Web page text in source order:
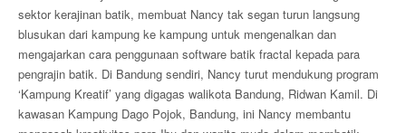
sektor kerajinan batik, membuat Nancy tak segan turun langsung
blusukan dari kampung ke kampung untuk mengenalkan dan
mengajarkan cara penggunaan software batik fractal kepada para
pengrajin batik. Di Bandung sendiri, Nancy turut mendukung program
‘Kampung Kreatif’ yang digagas walikota Bandung, Ridwan Kamil. Di
kawasan Kampung Dago Pojok, Bandung, ini Nancy membantu